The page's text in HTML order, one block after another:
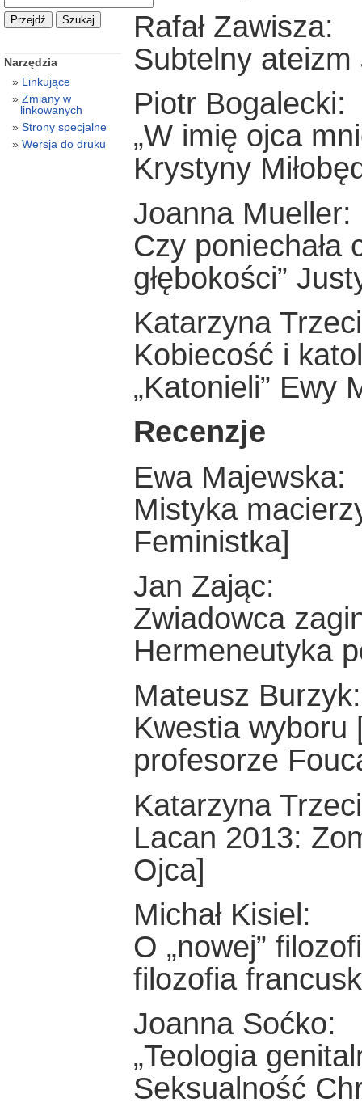
Rafał Zawisza:
Subtelny
Piotr Bogalecki:
„W imię ojca
Krystyny
Joanna Mueller:
Czy poniechała
głębokości”
Katarzyna
Kobiecość i
„Katonieli” Ewy
Recenzje
Ewa Majewska:
Mistyka
Feministka]
Jan Zając:
Zwiadowca
Hermeneutyka
Mateusz Burzyk:
Kwestia wyboru
profesorze
Katarzyna
Lacan 2013:
Ojca]
Michał Kisiel:
O „nowej”
filozofia
Joanna Soćko:
„Teologia
Seksualność
Narzędzia
Linkujące
Zmiany w
linkowanych
Strony specjalne
Wersja do druku